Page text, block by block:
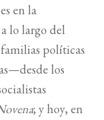
en la
lo largo del
políticas
los
; y hoy, en